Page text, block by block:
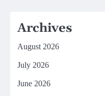
Archives
August 2026
July 2026
June 2026